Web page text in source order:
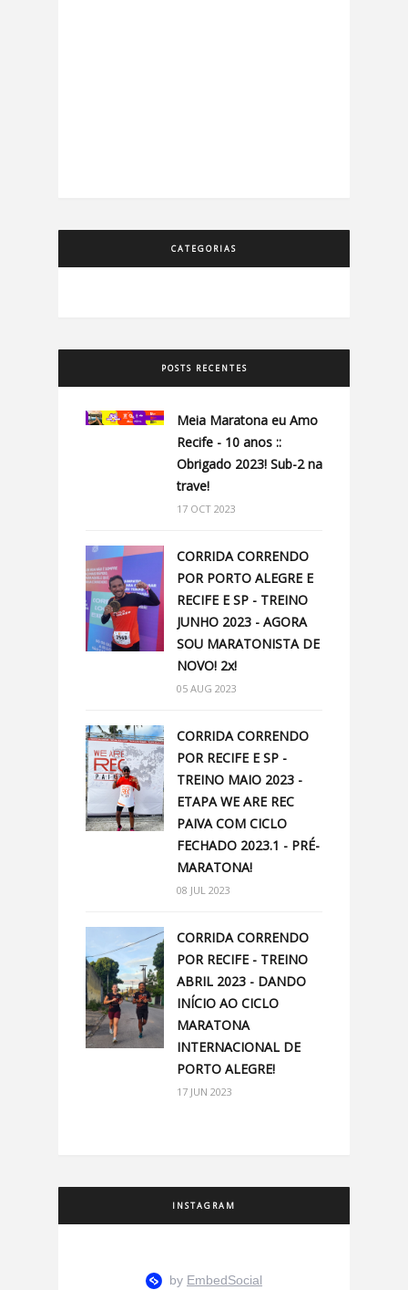
CATEGORIAS
POSTS RECENTES
Meia Maratona eu Amo
Recife - 10 anos ::
Obrigado 2023! Sub-2 na
trave!
17 OCT 2023
CORRIDA CORRENDO
POR PORTO ALEGRE E
RECIFE E SP - TREINO
JUNHO 2023 - AGORA
SOU MARATONISTA DE
NOVO! 2x!
05 AUG 2023
CORRIDA CORRENDO
POR RECIFE E SP -
TREINO MAIO 2023 -
ETAPA WE ARE REC
PAIVA COM CICLO
FECHADO 2023.1 - PRÉ-
MARATONA!
08 JUL 2023
CORRIDA CORRENDO
POR RECIFE - TREINO
ABRIL 2023 - DANDO
INÍCIO AO CICLO
MARATONA
INTERNACIONAL DE
PORTO ALEGRE!
17 JUN 2023
INSTAGRAM